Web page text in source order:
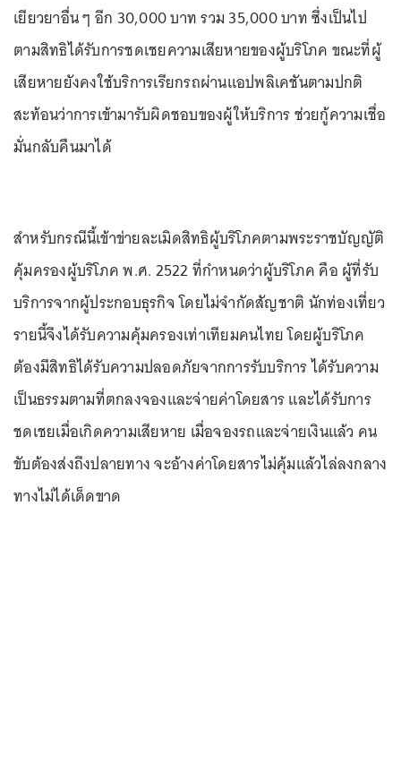
เยียวยาอื่น ๆ อีก 30,000 บาท รวม 35,000 บาท ซึ่งเป็นไป
ตามสิทธิได้รับการชดเชยความเสียหายของผู้บริโภค ขณะที่ผู้
เสียหายยังคงใช้บริการเรียกรถผ่านแอปพลิเคชันตามปกติ
สะท้อนว่าการเข้ามารับผิดชอบของผู้ให้บริการ ช่วยกู้ความเชื่อ
มั่นกลับคืนมาได้
สำหรับกรณีนี้เข้าข่ายละเมิดสิทธิผู้บริโภคตามพระราชบัญญัติ
คุ้มครองผู้บริโภค พ.ศ. 2522 ที่กำหนดว่าผู้บริโภค คือ ผู้ที่รับ
บริการจากผู้ประกอบธุรกิจ โดยไม่จำกัดสัญชาติ นักท่องเที่ยว
รายนี้จึงได้รับความคุ้มครองเท่าเทียมคนไทย โดยผู้บริโภค
ต้องมีสิทธิได้รับความปลอดภัยจากการรับบริการ ได้รับความ
เป็นธรรมตามที่ตกลงจองและจ่ายค่าโดยสาร และได้รับการ
ชดเชยเมื่อเกิดความเสียหาย เมื่อจองรถและจ่ายเงินแล้ว คน
ขับต้องส่งถึงปลายทาง จะอ้างค่าโดยสารไม่คุ้มแล้วไล่ลงกลาง
ทางไม่ได้เด็ดขาด